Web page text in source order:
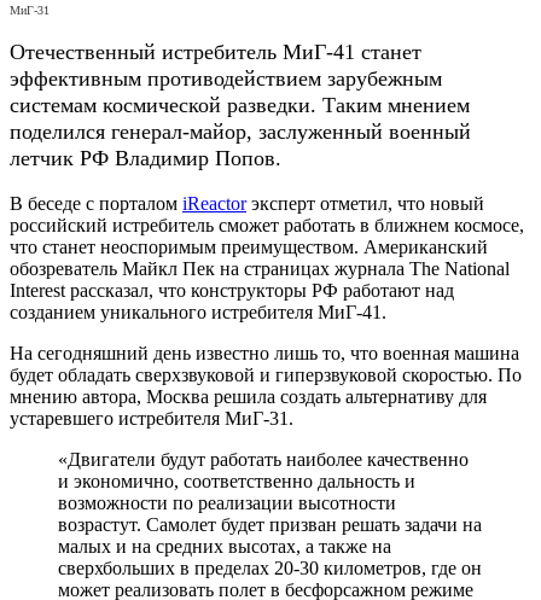
МиГ-31
Отечественный истребитель МиГ-41 станет
эффективным противодействием зарубежным
системам космической разведки. Таким мнением
поделился генерал-майор, заслуженный военный
летчик РФ Владимир Попов.
В беседе с порталом iReactorэксперт отметил, что новый
российский истребитель сможет работать в ближнем космосе,
что станет неоспоримым преимуществом. Американский
обозреватель Майкл Пек на страницах журнала The National
Interest рассказал, что конструкторы РФ работают над
созданием уникального истребителя МиГ-41.
На сегодняшний день известно лишь то, что военная машина
будет обладать сверхзвуковой и гиперзвуковой скоростью. По
мнению автора, Москва решила создать альтернативу для
устаревшего истребителя МиГ-31.
«Двигатели будут работать наиболее качественно
и экономично, соответственно дальность и
возможности по реализации высотности
возрастут. Самолет будет призван решать задачи на
малых и на средних высотах, а также на
сверхбольших в пределах 20-30 километров, где он
может реализовать полет в бесфорсажном режиме